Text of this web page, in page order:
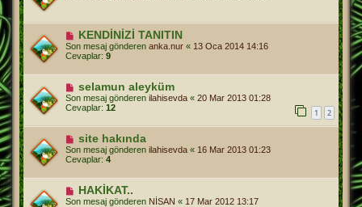
KENDİNİZİ TANITIN
Son mesaj gönderen anka.nur « 13 Oca 2014 14:16
Cevaplar: 9
selamun aleyküm
Son mesaj gönderen ilahisevda « 20 Mar 2013 01:28
Cevaplar: 12 1 2
site hakında
Son mesaj gönderen ilahisevda « 16 Mar 2013 01:23
Cevaplar: 4
HAKİKAT..
Son mesaj gönderen NİSAN « 17 Mar 2012 13:17